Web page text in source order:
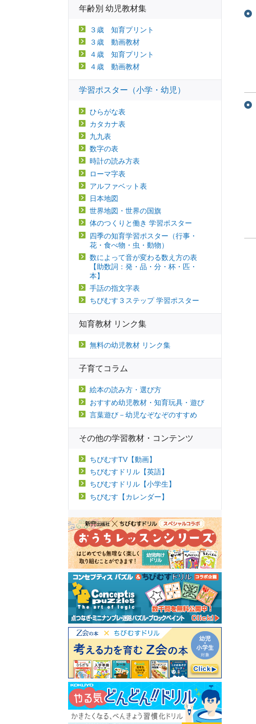
年齢別 幼児教材集
３歳 知育プリント
３歳 動画教材
４歳 知育プリント
４歳 動画教材
学習ポスター（小学・幼児）
ひらがな表
カタカナ表
九九表
数字の表
時計の読み方表
ローマ字表
アルファベット表
日本地図
世界地図・世界の国旗
体のつくりと働き 学習ポスター
四季の知育学習ポスター（行事・
花・食べ物・虫・動物）
数によって音が変わる数え方の表
【助数詞：発・品・分・杯・匹・
本】
手話の指文字表
ちびむす３ステップ 学習ポスター
知育教材 リンク集
無料の幼児教材 リンク集
子育てコラム
絵本の読み方・選び方
おすすめ幼児教材・知育玩具・遊び
言葉遊び－幼児なぞなぞのすすめ
その他の学習教材・コンテンツ
ちびむすTV【動画】
ちびむすドリル【英語】
ちびむすドリル【小学生】
ちびむす【カレンダー】